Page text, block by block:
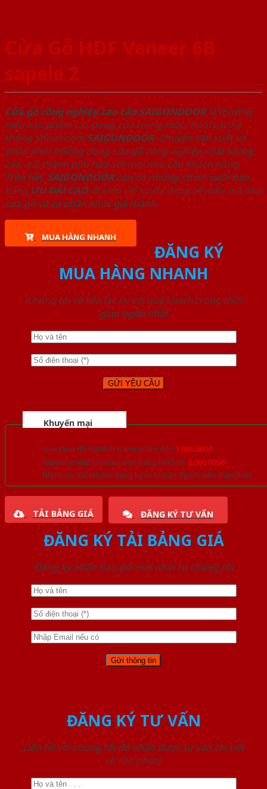
Cửa Gỗ HDF Veneer 6B
sapele 2
Cửa gỗ công nghiệp cao cấp SAIGONDOORlà thương
hiệu sản phẩm các dòng cửa trong một chuỗi các hệ
thống Showroom SAIGONDOOR. Chuyên sản xuất và
phân phối những dòng cửa gỗ công nghiệp chất lượng
cao, giá thành phù hợp với mọi nhu cầu khách hàng.
Trên hết, SAIGONDOORcòn có những chính sách bán
hàng ƯU ĐÃI CAOđi kèm với sự đa dạng về mẫu mã, loại
cửa gỗ và cả phân khúc giá thành.
MUA HÀNG NHANH
ĐĂNG KÝ
MUA HÀNG NHANH
Chúng tôi sẽ liên lạc lại với quý khách trong thời
gian ngắn nhất
Khuyến mại
Quà tặng đồ nội thất trang trí lên đến 1.000.000đ
Giảm trực tiếp khi mua đơn hàng lớn hơn 3.000.000đ
Nhiều ưu đãi lớn khi đăng ký tài khoản thành viên thân thiết
TẢI BẢNG GIÁ ĐĂNG KÝ TƯ VẤN
ĐĂNG KÝ TẢI BẢNG GIÁ
Đăng ký nhận báo giá mới nhất từ chúng tôi
ĐĂNG KÝ TƯ VẤN
Liên hệ với chúng tôi để nhận được tư vấn chi tiết
về sản phẩm